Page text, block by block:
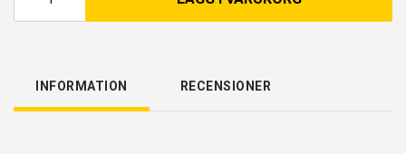
INFORMATION RECENSIONER